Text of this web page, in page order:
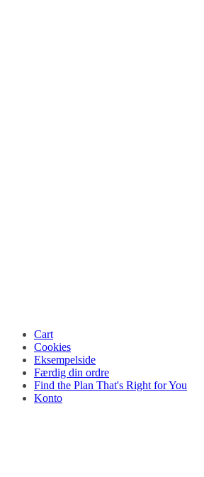
Cart
Cookies
Eksempelside
Færdig din ordre
Find the Plan That's Right for You
Konto